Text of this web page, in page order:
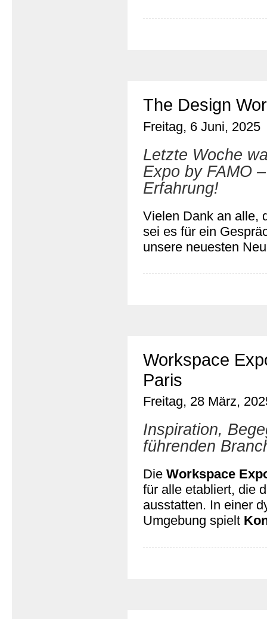
The Design
Freitag, 6 Juni, 2025
Letzte Woche
Expo by FAMO
Erfahrung!
Vielen Dank an alle,
sei es für ein
unsere neuesten
Workspace
Paris
Freitag, 28 März,
Inspiration,
führenden
Die Workspace
für alle etabliert, die
ausstatten. In einer
Umgebung spielt